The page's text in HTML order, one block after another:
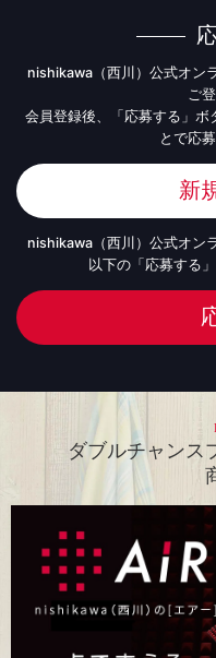
nishikawa（西川）公式オン
ご
会員登録後、「応募する」ボ
とで応
新
nishikawa（西川）公式オン
以下の「応募する
ダブルチャンス